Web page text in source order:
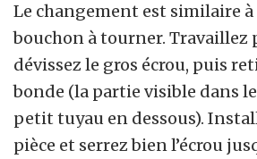
Le changement est similaire
bouchon à tourner. Travaillez
dévissez le gros écrou, puis
bonde (la partie visible dans
petit tuyau en dessous).
pièce et serrez bien l’écrou